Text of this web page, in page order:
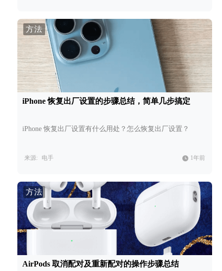
方法
iPhone 恢复出厂设置的步骤总结，简单几步搞定
iPhone 恢复出厂设置有什么用处？怎么恢复出厂设置？
来源: 电手 1年前
方法
AirPods 取消配对及重新配对的操作步骤总结